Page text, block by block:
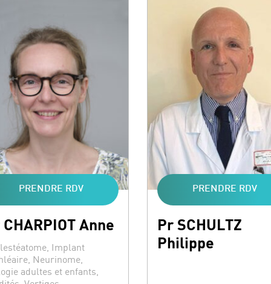
Anne
:
Implant
Neurinome,
adultes et enfants,
PRENDRE RDV
Pr SCHULTZ
Philippe
PRENDRE RDV